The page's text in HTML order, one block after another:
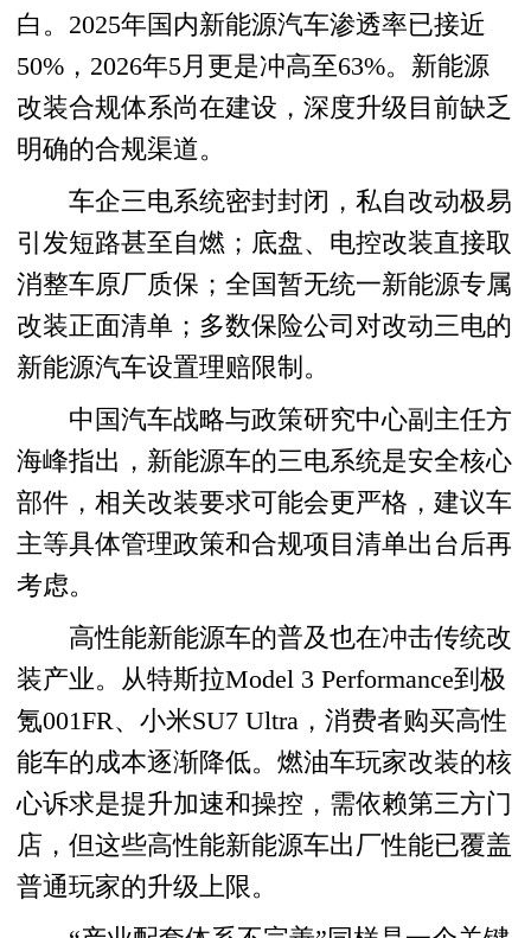
白。2025年国内新能源汽车渗透率已接近
50%，2026年5月更是冲高至63%。新能源
改装合规体系尚在建设，深度升级目前缺乏
明确的合规渠道。
车企三电系统密封封闭，私自改动极易
引发短路甚至自燃；底盘、电控改装直接取
消整车原厂质保；全国暂无统一新能源专属
改装正面清单；多数保险公司对改动三电的
新能源汽车设置理赔限制。
中国汽车战略与政策研究中心副主任方
海峰指出，新能源车的三电系统是安全核心
部件，相关改装要求可能会更严格，建议车
主等具体管理政策和合规项目清单出台后再
考虑。
高性能新能源车的普及也在冲击传统改
装产业。从特斯拉Model 3 Performance到极
氪001FR、小米SU7 Ultra，消费者购买高性
能车的成本逐渐降低。燃油车玩家改装的核
心诉求是提升加速和操控，需依赖第三方门
店，但这些高性能新能源车出厂性能已覆盖
普通玩家的升级上限。